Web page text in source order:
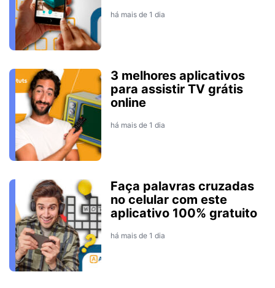
há mais de 1 dia
3 melhores aplicativos
para assistir TV grátis
online
há mais de 1 dia
Faça palavras cruzadas
no celular com este
aplicativo 100% gratuito
há mais de 1 dia